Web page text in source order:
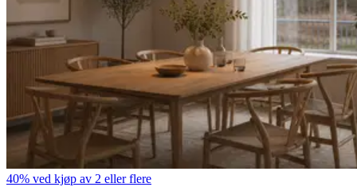
40% ved kjøp av 2 eller flere